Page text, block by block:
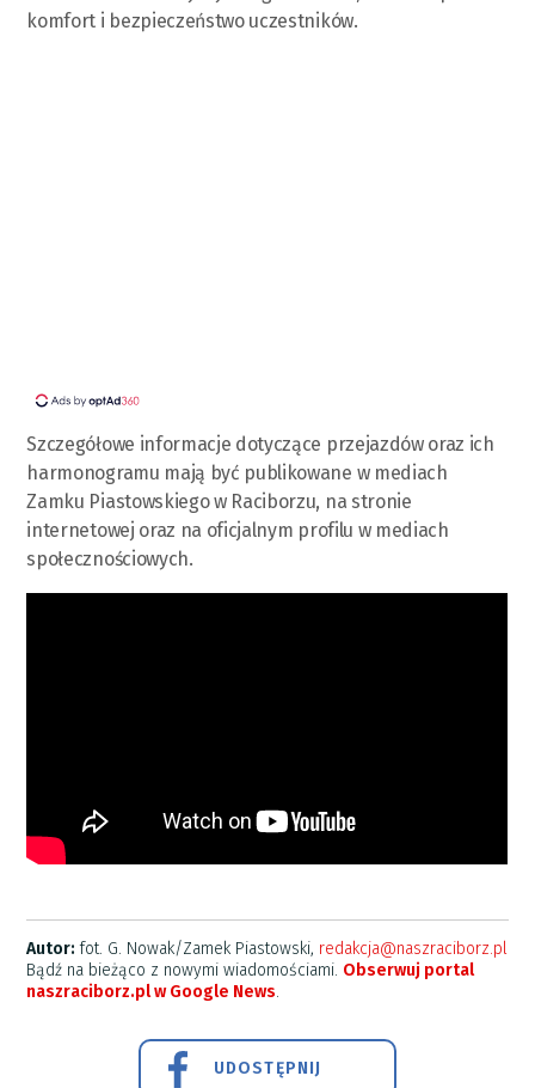
komfort i bezpieczeństwo uczestników.
Szczegółowe informacje dotyczące przejazdów oraz ich
harmonogramu mają być publikowane w mediach
Zamku Piastowskiego w Raciborzu, na stronie
internetowej oraz na oficjalnym profilu w mediach
społecznościowych.
Autor: fot. G. Nowak/Zamek Piastowski, redakcja@naszraciborz.pl
Bądź na bieżąco z nowymi wiadomościami. Obserwuj portal
naszraciborz.pl w Google News.
UDOSTĘPNIJ